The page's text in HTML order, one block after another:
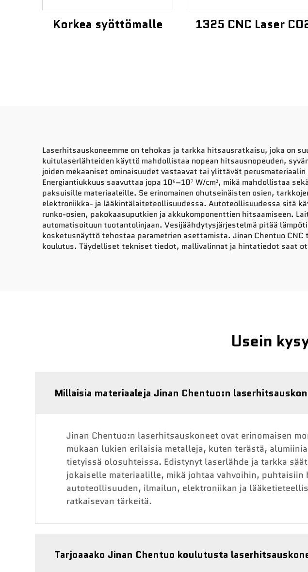
Korkea syöttömalle 1325 CNC Laser
Laserhitsauskoneemme on tehokas ja tarkka hitsausratkaisu, joka on
kuitulaserlähteiden käyttö mahdollistaa nopean hitsausnopeuden,
joiden mekaaniset ominaisuudet vastaavat tai ylittävät
Energiantiukkuus saavuttaa jopa 10⁶–10⁷ W/cm², mikä mahdollistaa
paksuisille materiaaleille. Se erinomainen ohutseinäisten osien,
elektroniikka- ja lääkintälaiteteollisuudessa. Autoteollisuudessa sitä
runko-osien, pakokaasuputkien ja akkukomponenttien hitsaamiseen.
automatisoituun tuotantolinjaan. Vesijäähdytysjärjestelmä pitää
kosketusnäyttö tehostaa parametrien asettamista. Jinan Chentuo
koulutus. Täydelliset tekniset tiedot, mallivalinnat ja hintatiedot saat
Usein
Millaisia materiaaleja Jinan Chentuo:n
Jinan Chentuo:n laserhitsauskoneet ovat erinomaisen
mukaan lukien erilaisia metalleja, kuten terästä,
tietyissä olosuhteissa. Edistynyt laserlähde ja tarkka
jokaiselle materiaalille, mikä johtaa vahvoihin,
autoteollisuuden, ilmailun, elektroniikan ja
ratkaisevan tärkeitä.
Tarjoaaako Jinan Chentuo koulutusta